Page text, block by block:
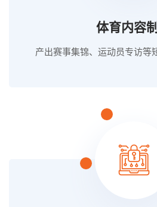
体育内容
产出赛事集锦、运动员专访等